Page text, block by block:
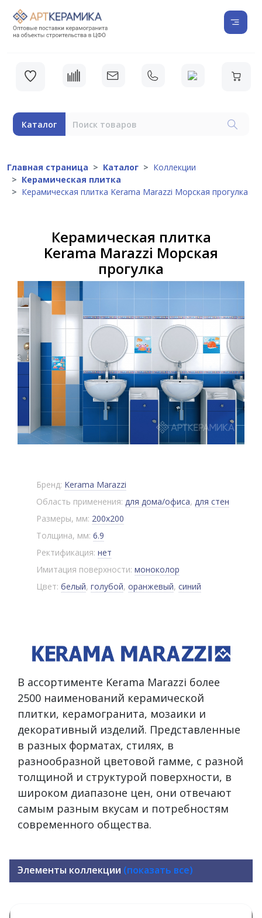
Каталог
Главная страница Каталог
Коллекции
Керамическая плитка
Керамическая плитка Kerama Marazzi Морская прогулка
Керамическая плитка
Kerama Marazzi Морская
прогулка
Бренд: Kerama Marazzi
Область применения: для дома/офиса, для стен
Размеры, мм: 200x200
Толщина, мм: 6.9
Ректификация: нет
Имитация поверхности: моноколор
Цвет: белый, голубой, оранжевый, синий
В ассортименте Kerama Marazzi более
2500 наименований керамической
плитки, керамогранита, мозаики и
декоративный изделий. Представленные
в разных форматах, стилях, в
разнообразной цветовой гамме, с разной
толщиной и структурой поверхности, в
широком диапазоне цен, они отвечают
самым разным вкусам и потребностям
современного общества.
Элементы коллекции (показать все)